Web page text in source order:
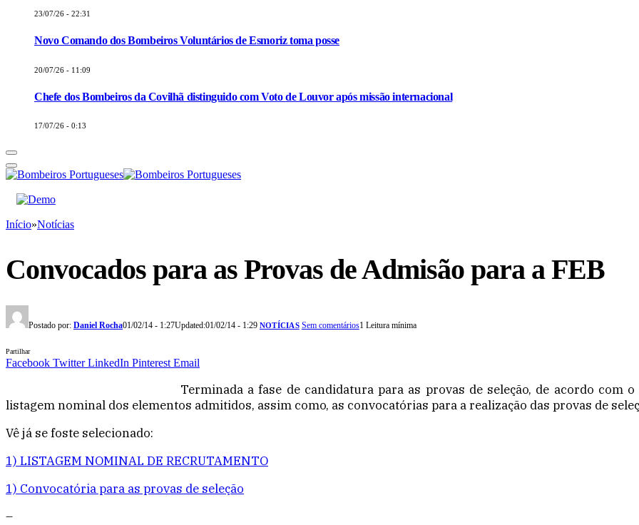
23/07/26 - 22:31
Novo Comando dos Bombeiros Voluntários de Esmoriz toma posse
20/07/26 - 11:09
Chefe dos Bombeiros da Covilhã distinguido com Voto de Louvor após missão internacional
17/07/26 - 0:13
Início»Notícias
Convocados para as Provas de Admisão para a FEB
Postado por: Daniel Rocha01/02/14 - 1:27Updated:01/02/14 - 1:29 NOTÍCIAS Sem comentários1 Leitura mínima
Partilhar
Facebook Twitter LinkedIn Pinterest Email
Terminada a fase de candidatura para as provas de seleção, de acordo com
listagem nominal dos elementos admitidos, assim como, as convocatórias para a realização das provas de
Vê já se foste selecionado:
1) LISTAGEM NOMINAL DE RECRUTAMENTO
1) Convocatória para as provas de seleção
–